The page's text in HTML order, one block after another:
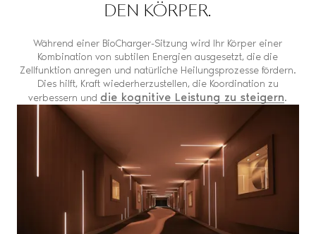
DEN KÖRPER.
Während einer BioCharger-Sitzung wird Ihr Körper einer
Kombination von subtilen Energien ausgesetzt, die die
Zellfunktion anregen und natürliche Heilungsprozesse fördern.
Dies hilft, Kraft wiederherzustellen, die Koordination zu
verbessern und die kognitive Leistung zu steigern.